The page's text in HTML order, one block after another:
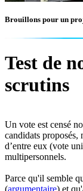
Brouillons pour un
Test de
scrutins
Un vote est censé
candidats proposés,
d’entre eux (vote
multipersonnels.
Parce qu'il semble